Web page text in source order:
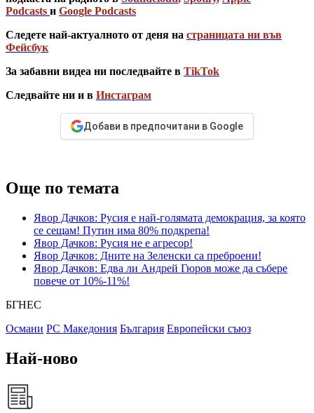
Podcasts и Google Podcasts
Следете най-актуалното от деня на страницата ни във
Фейсбук
За забавни видеа ни последвайте в TikTok
Следвайте ни и в Инстаграм
Добави в предпочитани в Google
Още по темата
Явор Дачков: Русия е най-голямата демокрация, за която
се сещам! Путин има 80% подкрепа!
Явор Дачков: Русия не е агресор!
Явор Дачков: Дните на Зеленски са преброени!
Явор Дачков: Едва ли Андрей Гюров може да събере
повече от 10%-11%!
БГНЕС
Османи РС Македония България Европейски съюз
Най-ново